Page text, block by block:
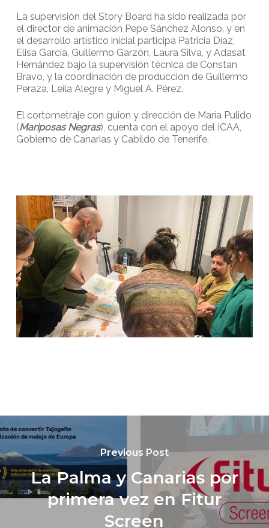
La supervisión del Story Board ha sido realizada por
el director de animación Pepe Sánchez Alonso, y en
el desarrollo artístico inicial participa Patricia Díaz,
Elisa García, Guillermo Garzón, Laura Silva, y Adasat
Hernández bajo la supervisión técnica de Constan
Bravo, y la coordinación de producción de Guillermo
Peraza, Leila Alegre y Miguel A. Pérez.
El cortometraje con guion y dirección de María Pulido
(Mariposas Negras), cuenta con el apoyo del ICAA,
Gobierno de Canarias y Cabildo de Tenerife.
Previous Post
La Palma y Canarias por
primera vez en Fitur
Screen